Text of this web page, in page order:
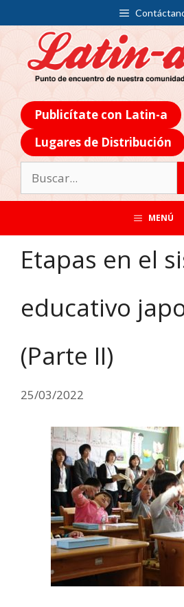
Publicítate con Latin-a
Lugares de Distribución
MENÚ
Etapas en el
educativo
(Parte II)
25/03/2022